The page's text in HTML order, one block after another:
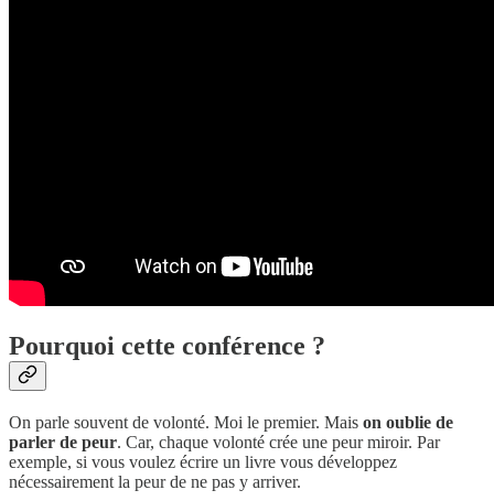
Pourquoi cette conférence ?
On parle souvent de volonté. Moi le premier. Mais on oublie de
parler de peur. Car, chaque volonté crée une peur miroir. Par
exemple, si vous voulez écrire un livre vous développez
nécessairement la peur de ne pas y arriver.